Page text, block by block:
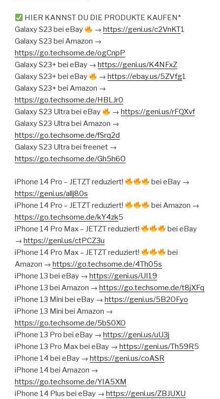
HIER KANNST DU DIE PRODUKTE KAUFEN*
Galaxy S23 bei eBay
→https://geni.us/c2VnKT1
Galaxy S23 bei Amazon →
https://go.techsome.de/ogCnpP
Galaxy S23+ bei eBay → https://geni.us/K4NFxZ
Galaxy S23+ bei eBay
→https://ebay.us/5ZVfg1
Galaxy S23+ bei Amazon →
https://go.techsome.de/HBLJr0
Galaxy S23 Ultra bei eBay
→https://geni.us/rFQXvf
Galaxy S23 Ultra bei Amazon →
https://go.techsome.de/fSrq2d
Galaxy S23 Ultra bei freenet →
https://go.techsome.de/Gh5h6O
iPhone 14 Pro – JETZT reduziert!
bei eBay →
https://geni.us/allj80s
iPhone 14 Pro – JETZT reduziert!
bei Amazon →
https://go.techsome.de/kY4zk5
iPhone 14 Pro Max – JETZT reduziert!
bei eBay
→ https://geni.us/ctPCZ3u
iPhone 14 Pro Max – JETZT reduziert!
bei
Amazon → https://go.techsome.de/4Th05s
iPhone 13 bei eBay → https://geni.us/UI19
iPhone 13 bei Amazon → https://go.techsome.de/t8jXFq
iPhone 13 Mini bei eBay → https://geni.us/5B2OFyo
iPhone 13 Mini bei Amazon →
https://go.techsome.de/5bS0XO
iPhone 13 Pro bei eBay → https://geni.us/uU3j
iPhone 13 Pro Max bei eBay → https://geni.us/Th59R5
iPhone 14 bei eBay → https://geni.us/coASR
iPhone 14 bei Amazon →
https://go.techsome.de/YIA5XM
iPhone 14 Plus bei eBay → https://geni.us/ZBJUXU